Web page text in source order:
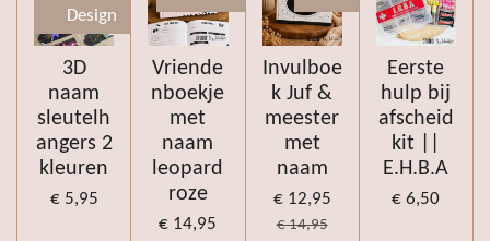
Design
3D
naam
sleutelh
angers 2
kleuren
€ 5,95
Vriende
nboekje
met
naam
leopard
roze
€ 14,95
Invulboe
k Juf &
meester
met
naam
€ 12,95
€ 14,95
Eerste
hulp bij
afscheid
kit ||
E.H.B.A
€ 6,50